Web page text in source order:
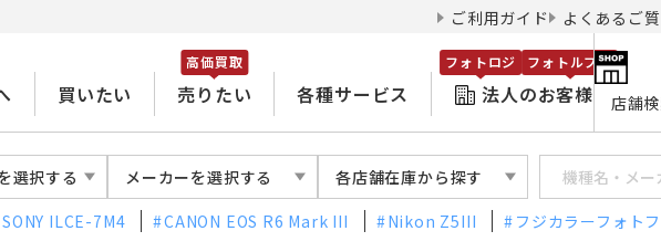
ご利用ガイド よくあるご
買いたい 売りたい
高価買取
各種サービス 法人のお客様
フォトロジ フォトルプロ
店舗
選択する メーカーを選択する 各店舗在庫から探す
SONY ILCE-7M4 CANON EOS R6 Mark III Nikon Z5III フジカラーフォト